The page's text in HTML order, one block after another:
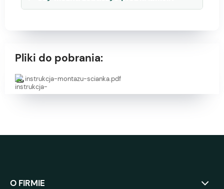
Pliki do pobrania:
instrukcja-montazu-scianka.pdf
O FIRMIE